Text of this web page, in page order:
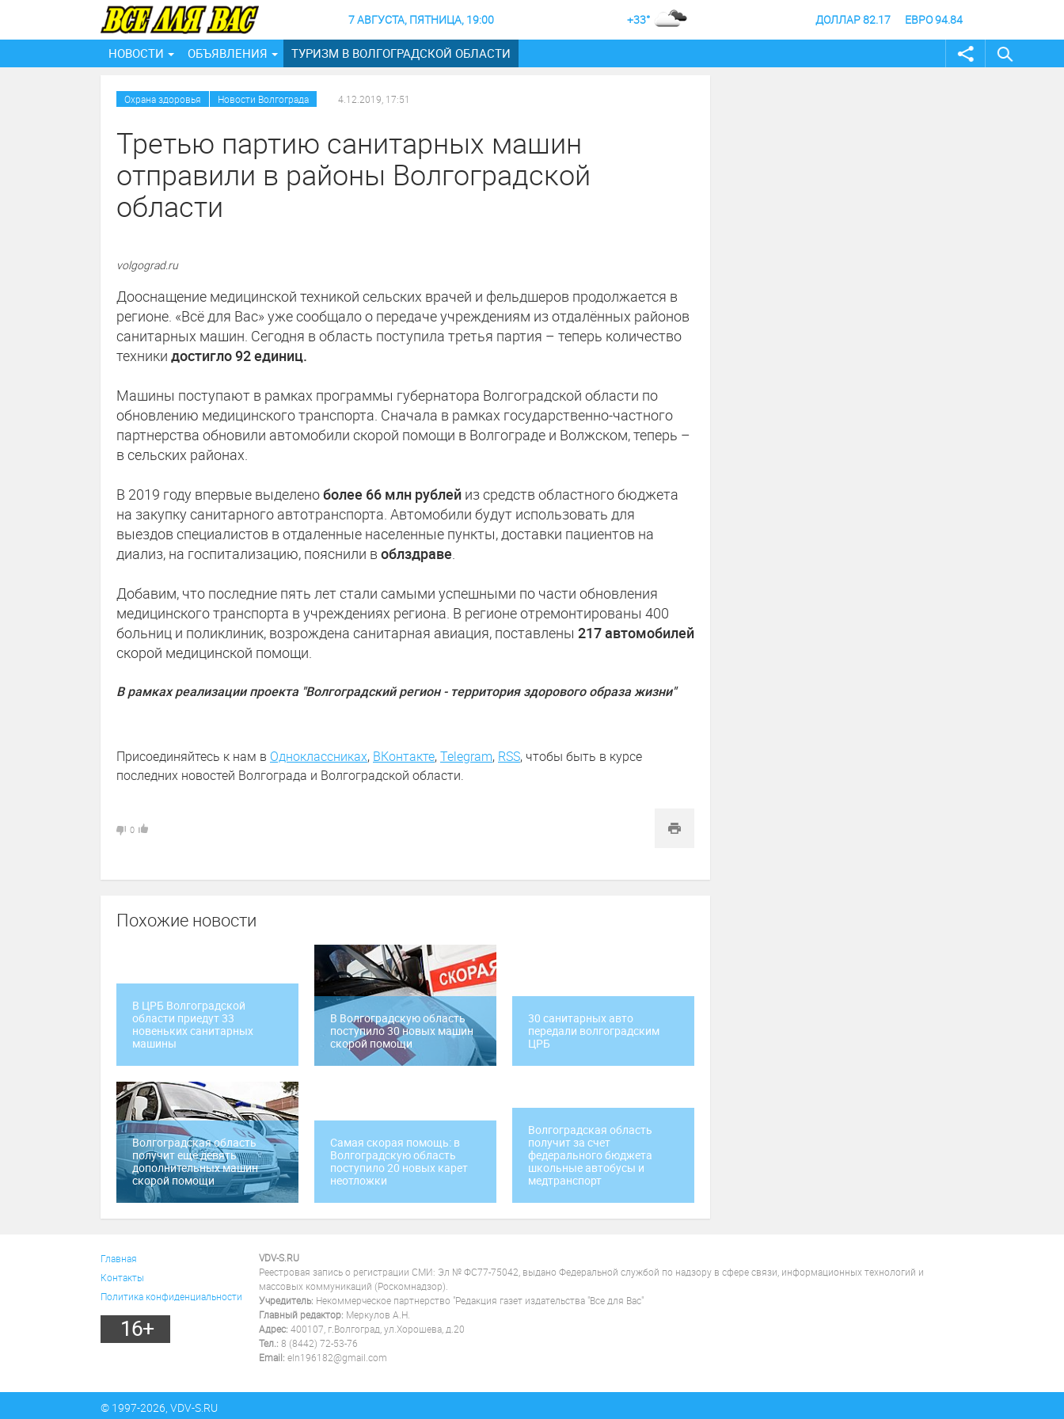
7 АВГУСТА, ПЯТНИЦА, 19:00 +33° ДОЛЛАР 82.17 ЕВРО 94.84
НОВОСТИ ОБЪЯВЛЕНИЯ ТУРИЗМ В ВОЛГОГРАДСКОЙ ОБЛАСТИ
Охрана здоровья Новости Волгограда 4.12.2019, 17:51
Третью партию санитарных машин
отправили в районы Волгоградской
области
volgograd.ru
Дооснащение медицинской техникой сельских врачей и фельдшеров продолжается в
регионе. «Всё для Вас» уже сообщало о передаче учреждениям из отдалённых районов
санитарных машин. Сегодня в область поступила третья партия – теперь количество
техники достигло 92 единиц.
Машины поступают в рамках программы губернатора Волгоградской области по
обновлению медицинского транспорта. Сначала в рамках государственно-частного
партнерства обновили автомобили скорой помощи в Волгограде и Волжском, теперь –
в сельских районах.
В 2019 году впервые выделеноболее 66 млн рублей из средств областного бюджета
на закупку санитарного автотранспорта. Автомобили будут использовать для
выездов специалистов в отдаленные населенные пункты, доставки пациентов на
диализ, на госпитализацию, пояснили в облздраве.
Добавим, что последние пять лет стали самыми успешными по части обновления
медицинского транспорта в учреждениях региона. В регионе отремонтированы 400
больниц и поликлиник, возрождена санитарная авиация, поставлены 217 автомобилей
скорой медицинской помощи.
В рамках реализации проекта "Волгоградский регион - территория здорового образа жизни"
Присоединяйтесь к нам в Одноклассниках, ВКонтакте,Telegram, RSS, чтобы быть в курсе
последних новостей Волгограда и Волгоградской области.
0
Похожие новости
В ЦРБ Волгоградской
области приедут 33
новеньких санитарных
машины
В Волгоградскую область
поступило 30 новых машин
скорой помощи
30 санитарных авто
передали волгоградским
ЦРБ
Волгоградская область
получит еще девять
дополнительных машин
скорой помощи
Самая скорая помощь: в
Волгоградскую область
поступило 20 новых карет
неотложки
Волгоградская область
получит за счет
федерального бюджета
школьные автобусы и
медтранспорт
Главная
Контакты
Политика конфиденциальности
16+
VDV-S.RU
Реестровая запись о регистрации СМИ: Эл № ФС77-75042, выдано Федеральной службой по надзору в сфере связи, информационных технологий и
массовых коммуникаций (Роскомнадзор).
Учредитель: Некоммерческое партнерство "Редакция газет издательства "Все для Вас"
Главный редактор: Меркулов А.Н.
Адрес: 400107, г.Волгоград, ул.Хорошева, д.20
Тел.: 8 (8442) 72-53-76
Email: eln196182@gmail.com
© 1997-2026, VDV-S.RU